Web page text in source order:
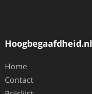
Hoogbegaafdheid.nl
Home
Contact